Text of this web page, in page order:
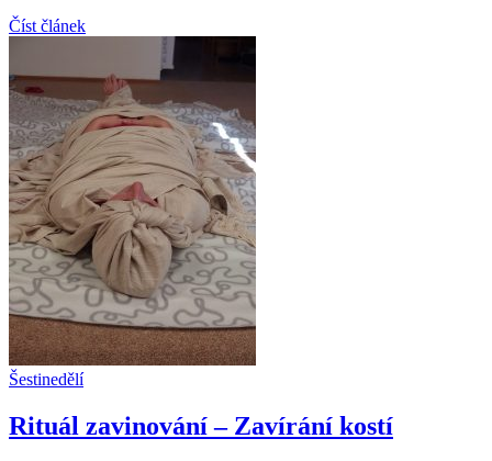
Číst článek
Šestinedělí
Rituál zavinování – Zavírání kostí